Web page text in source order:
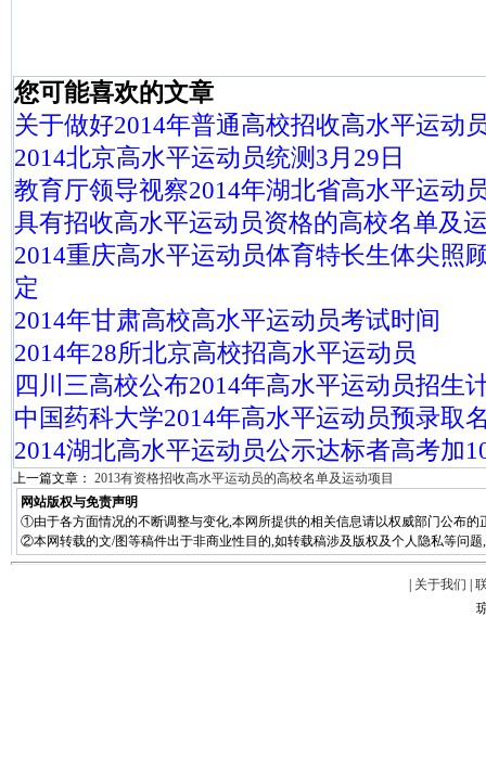
您可能喜欢的文章
关于做好2014年普通高校招收高水平运动
2014北京高水平运动员统测3月29日
教育厅领导视察2014年湖北省高水平运动
具有招收高水平运动员资格的高校名单及
2014重庆高水平运动员体育特长生体尖照
定
2014年甘肃高校高水平运动员考试时间
2014年28所北京高校招高水平运动员
四川三高校公布2014年高水平运动员招生
中国药科大学2014年高水平运动员预录取
2014湖北高水平运动员公示达标者高考加
上一篇文章： 2013有资格招收高水平运动员的高校名单及运动项目
网站版权与免责声明
①由于各方面情况的不断调整与变化,本网所提供的相关信息请以权威部门公布的
②本网转载的文/图等稿件出于非商业性目的,如转载稿涉及版权及个人隐私等问题
关于我们